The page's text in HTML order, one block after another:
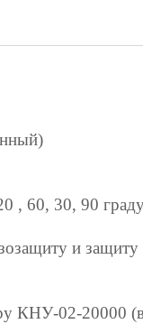
, 60, 30, 90
и
КНУ-02-20000